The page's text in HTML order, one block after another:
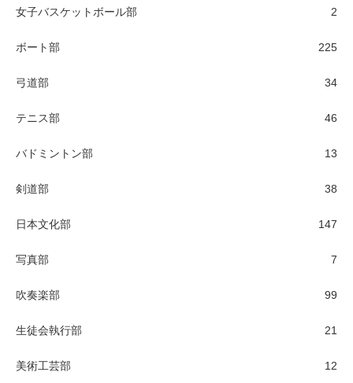
女子バスケットボール部 2
ボート部 225
弓道部 34
テニス部 46
バドミントン部 13
剣道部 38
日本文化部 147
写真部 7
吹奏楽部 99
生徒会執行部 21
美術工芸部 12